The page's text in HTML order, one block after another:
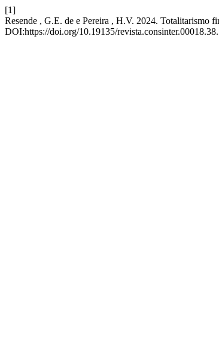
[1]
Resende , G.E. de e Pereira , H.V. 2024. Totalitarismo
DOI:https://doi.org/10.19135/revista.consinter.00018.38.